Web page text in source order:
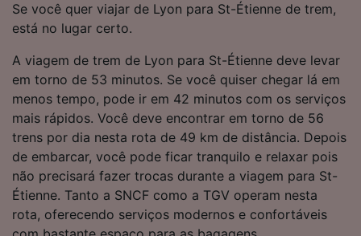
Se você quer viajar de Lyon para St-Étienne de trem,
está no lugar certo.
A viagem de trem de Lyon para St-Étienne deve levar
em torno de 53 minutos. Se você quiser chegar lá em
menos tempo, pode ir em 42 minutos com os serviços
mais rápidos. Você deve encontrar em torno de 56
trens por dia nesta rota de 49 km de distância. Depois
de embarcar, você pode ficar tranquilo e relaxar pois
não precisará fazer trocas durante a viagem para St-
Étienne. Tanto a SNCF como a TGV operam nesta
rota, oferecendo serviços modernos e confortáveis